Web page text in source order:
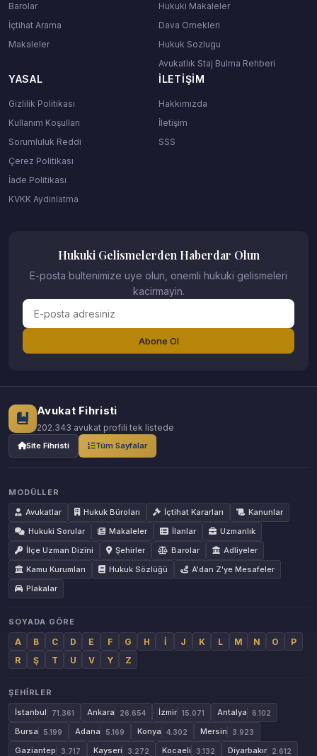
Barolar
İçtihat Arama
Makaleler
Hukuki Makaleler
Dava Ornekleri
Hukuk Sozlugu
Avukatlık Staj Bulma Rehberi
YASAL
Gizlilik Politikası
Kullanım Koşulları
Sorumluluk Reddi
Çerez Politikası
İade Politikası
KVKK Aydinlatma
İLETIŞIM
Hakkımızda
İletişim
SSS
Hukuki Gelismelerden Haberdar Olun
E-posta bultenimize uye olun, onemli hukuki gelismeleri
kacirmayin.
Abone Ol
Avukat Fihristi
202.343 avukat profili tek listede
Site Fihristi Tüm Sayfalar
MODÜLLER
Avukatlar
Hukuk Büroları İçtihat Kararları
Kanunlar
Hukuki Sorular
Makaleler İlanlar
Uzmanlık
İlçe Uzman Dizini
Şehirler Barolar
Adliyeler
Kamu Kurumları
Hukuk Sözlüğü
A'dan Z'ye Mesafeler
Plakalar
SOYADA GÖRE
A B C D E F G H İ J K L M N O
P
R
Ş T U V Y Z
ŞEHIRLER
İstanbul
71.361 Ankara 26.654 İzmir 15.071 Antalya 6.102
Bursa 5.199 Adana 5.169 Konya 4.302 Mersin 3.923
Gaziantep 3.717 Kayseri 3.272 Kocaeli 3.132 Diyarbakır 2.612